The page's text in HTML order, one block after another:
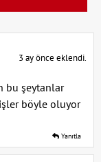
3 ay önce eklendi.
bu şeytanlar
böyle oluyor
Yanıtla